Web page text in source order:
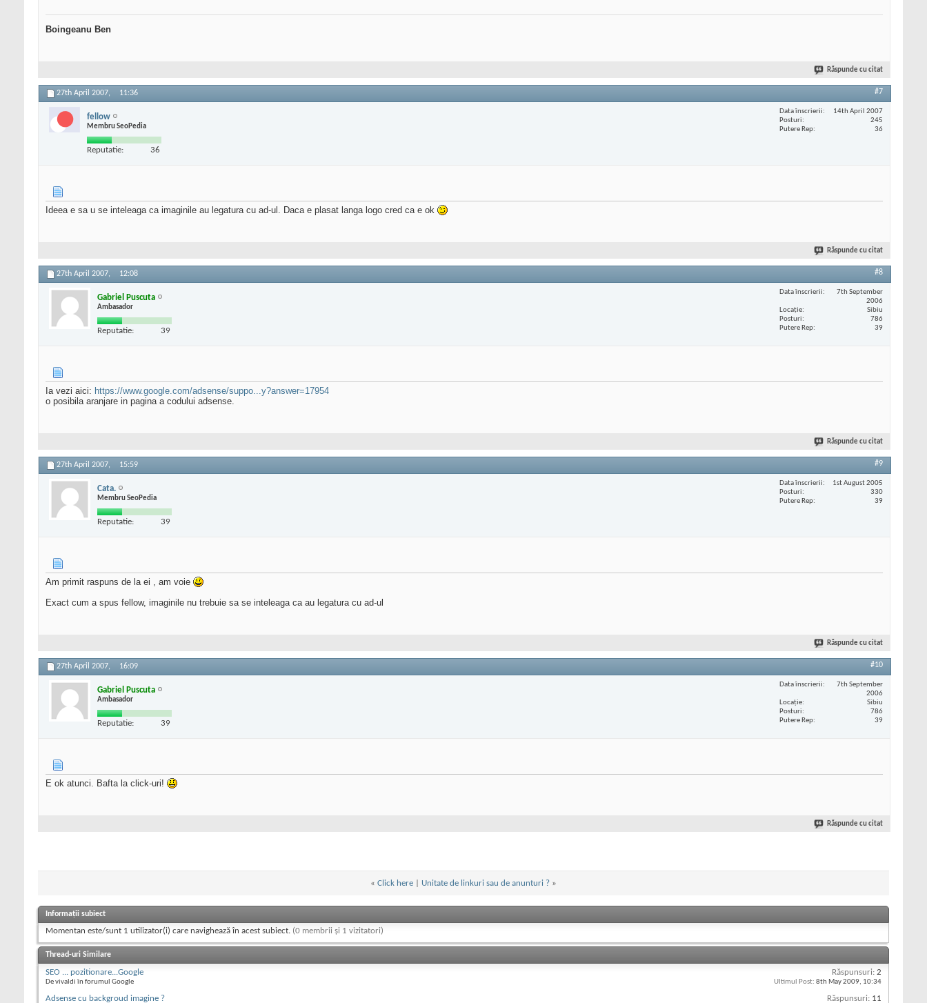
Boingeanu Ben
Răspunde cu citat
27th April 2007, 11:36 #7
fellow
Membru SeoPedia
Reputatie: 36
Data înscrierii
14th April 2007
Posturi
245
Putere Rep
36
Ideea e sa u se inteleaga ca imaginile au legatura cu ad-ul. Daca e plasat langa logo cred ca e ok
Răspunde cu citat
27th April 2007, 12:08 #8
Gabriel Puscuta
Ambasador
Reputatie: 39
Data înscrierii
7th September
2006
Locaţie
Sibiu
Posturi
786
Putere Rep
39
Ia vezi aici: https://www.google.com/adsense/suppo...y?answer=17954
o posibila aranjare in pagina a codului adsense.
Răspunde cu citat
27th April 2007, 15:59 #9
Cata.
Membru SeoPedia
Reputatie: 39
Data înscrierii
1st August 2005
Posturi
330
Putere Rep
39
Am primit raspuns de la ei , am voie
Exact cum a spus fellow, imaginile nu trebuie sa se inteleaga ca au legatura cu ad-ul
Răspunde cu citat
27th April 2007, 16:09 #10
Gabriel Puscuta
Ambasador
Reputatie: 39
Data înscrierii
7th September
2006
Locaţie
Sibiu
Posturi
786
Putere Rep
39
E ok atunci. Bafta la click-uri!
Răspunde cu citat
« Click here Unitate de linkuri sau de anunturi ? »
Informații subiect
Momentan este/sunt 1 utilizator(i) care navighează în acest subiect. (0 membrii și 1 vizitatori)
Thread-uri Similare
SEO ... pozitionare...Google
De vivaldi în forumul Google
Răspunsuri: 2
Ultimul Post: 8th May 2009, 10:34
Adsense cu backgroud imagine ? Răspunsuri: 11